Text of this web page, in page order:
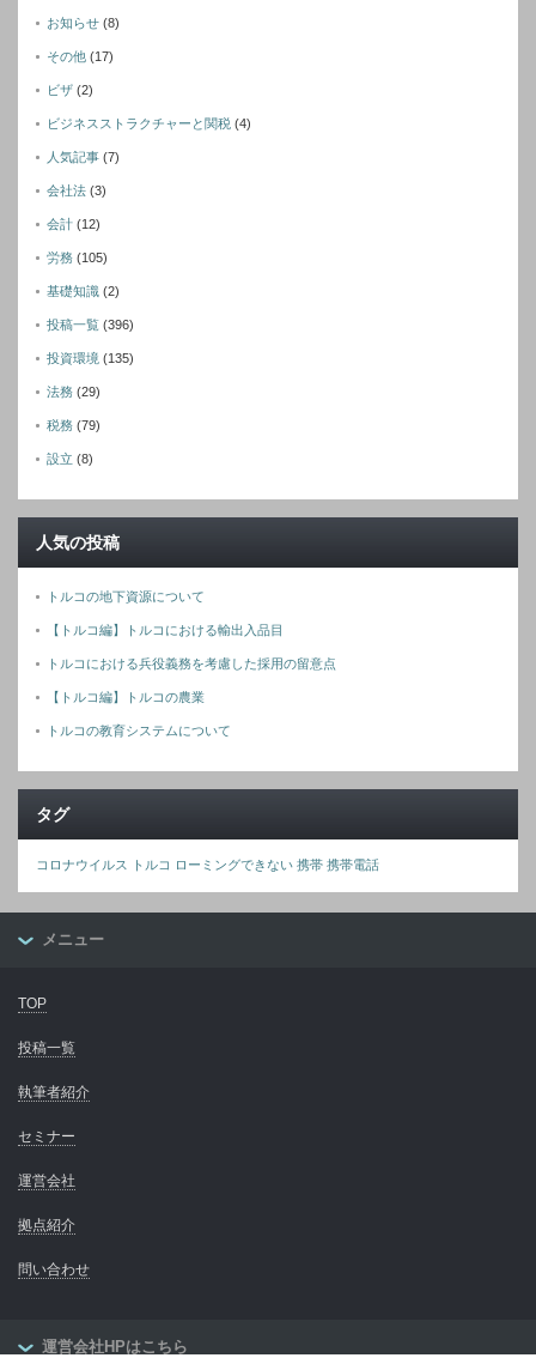
お知らせ (8)
その他 (17)
ビザ (2)
ビジネスストラクチャーと関税 (4)
人気記事 (7)
会社法 (3)
会計 (12)
労務 (105)
基礎知識 (2)
投稿一覧 (396)
投資環境 (135)
法務 (29)
税務 (79)
設立 (8)
人気の投稿
トルコの地下資源について
【トルコ編】トルコにおける輸出入品目
トルコにおける兵役義務を考慮した採用の留意点
【トルコ編】トルコの農業
トルコの教育システムについて
タグ
コロナウイルス トルコ ローミングできない 携帯 携帯電話
メニュー
TOP
投稿一覧
執筆者紹介
セミナー
運営会社
拠点紹介
問い合わせ
運営会社HPはこちら